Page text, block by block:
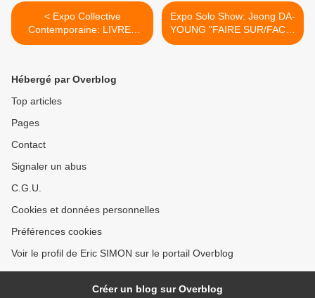
< Expo Collective
Contemporaine: LIVRES
UNIKS
Expo Solo Show: Jeong DA-
YOUNG "FAIRE SUR/FACE"
>
Hébergé par Overblog
Top articles
Pages
Contact
Signaler un abus
C.G.U.
Cookies et données personnelles
Préférences cookies
Voir le profil de Eric SIMON sur le portail Overblog
Créer un blog sur Overblog